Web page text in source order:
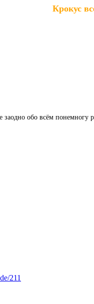
Крокус
заодно обо всём
211